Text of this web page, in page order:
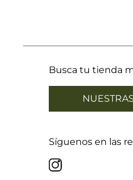
Busca tu tienda
Síguenos en las